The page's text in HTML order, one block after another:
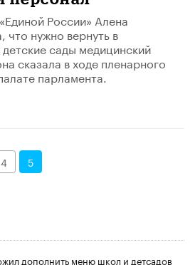
России» Алена
нужно вернуть в
сады медицинский
сказала в ходе пленарного
парламента.
4 5
дополнить меню школ и детсадов